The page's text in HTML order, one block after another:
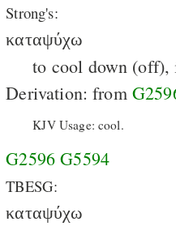
Strong's:
καταψύχω
to cool down (off),
Derivation: from
KJV Usage: cool.
G2596 G5594
TBESG:
καταψύχω